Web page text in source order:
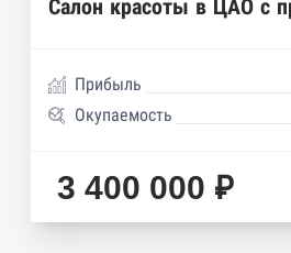
Реестр членов Торгово-
имущества нотариальной
Реестр недействительных
Салон красоты в ЦАО с
Прибыль
Окупаемость
3 400 000 ₽